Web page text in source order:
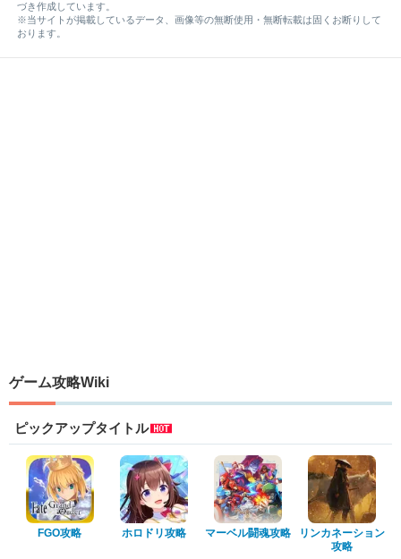
づき作成しています。
※当サイトが掲載しているデータ、画像等の無断使用・無断転載は固くお断りして
おります。
ゲーム攻略Wiki
ピックアップタイトル
FGO攻略 ホロドリ攻略 マーベル闘魂攻略
リンカネーション
攻略